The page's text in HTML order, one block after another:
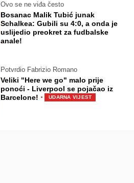
Ovo se ne viđa često
Bosanac Malik Tubić junak
Schalkea: Gubili su 4:0, a onda je
uslijedio preokret za fudbalske
anale!
Potvrdio Fabrizio Romano
Veliki "Here we go" malo prije
ponoći - Liverpool se pojačao iz
Barcelone! · UDARNA VIJEST